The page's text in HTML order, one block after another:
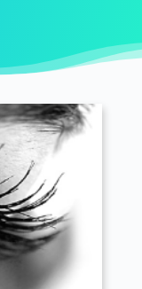
77130
Bray 77118
77970